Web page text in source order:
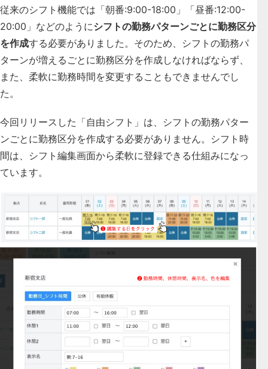
従来のシフト機能では「朝番:9:00-18:00」「昼番:12:00-
20:00」などのようにシフトの勤務パターンごとに勤務区分
を作成する必要がありました。そのため、シフトの勤務パ
ターンが増えるごとに勤務区分を作成しなければならず、
また、柔軟に勤務時間を変更することもできませんでし
た。
今回リリースした「自由シフト」は、 シフトの勤務パター
ンごとに勤務区分を作成する必要がありません。シフト時
間は、シフト編集画面から柔軟に登録できる仕組みになっ
ています。